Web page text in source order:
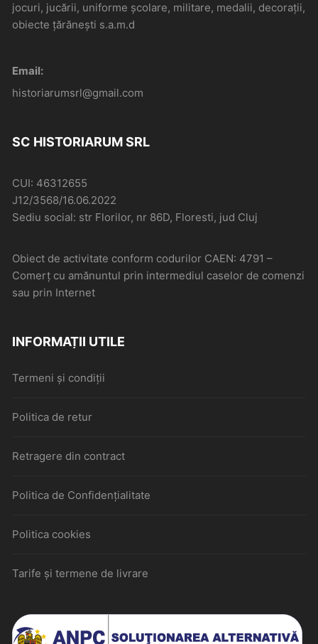
jocuri, jucării, uniforme școlare, militare, medalii, decorații,
obiecte țărănești s.a.m.d
Email:
historiarumsrl@gmail.com
SC HISTORIARUM SRL
CUI: 46312655
J12/3568/16.06.2022
Sediu social: str Florilor, nr 86D, Floresti, jud Cluj
Obiect de activitate conform codurilor CAEN: 4791 –
Comerţ cu amănuntul prin intermediul caselor de comenzi
sau prin Internet
INFORMAȚII UTILE
Termeni și condiții
Politica de retur
Retragere din contract
Politica de Confidențialitate
Politica cookies
Tarife și termene de livrare